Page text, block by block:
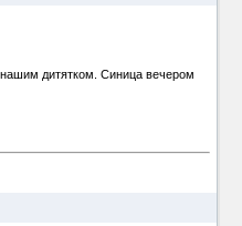
нашим дитятком. Синица вечером